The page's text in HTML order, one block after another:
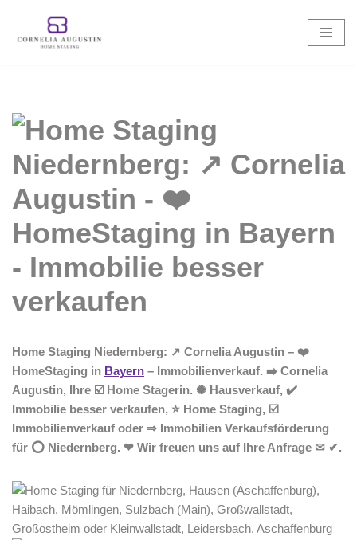
Zum
Home Staging Niedernberg: ↗️ Cornelia Augustin – ❤️
HomeStaging in Bayern – Immobilienverkauf. ➡️ Cornelia
Augustin, Ihre ☑️ Home Stagerin. ✺ Hausverkauf, ✔️
Immobilie besser verkaufen, ⭐ Home Staging, ☑️
Immobilienverkauf oder ⇒ Immobilien Verkaufsförderung
für ⭕ Niedernberg. ❤ Wir freuen uns auf Ihre Anfrage ✉ ✔.